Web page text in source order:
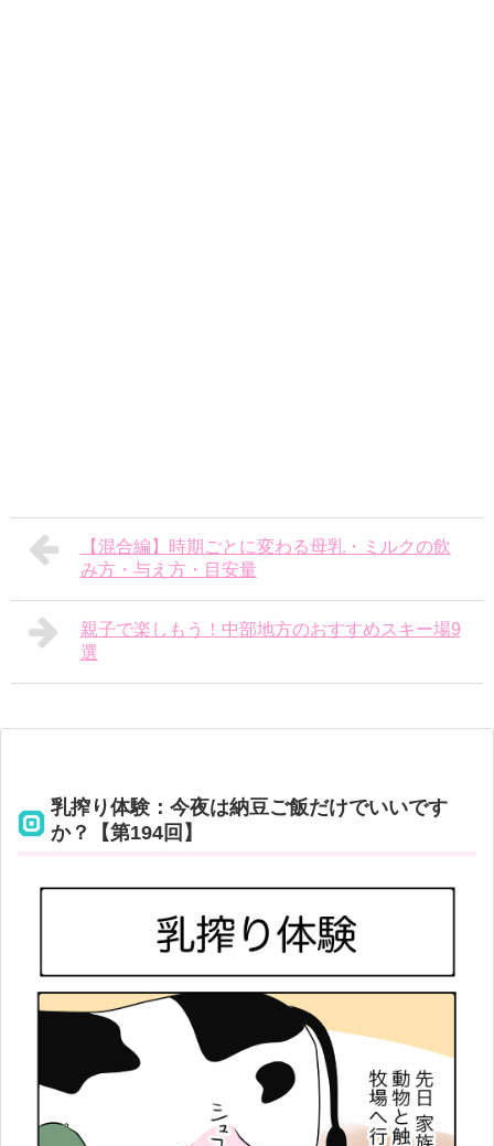
【混合編】時期ごとに変わる母乳・ミルクの飲
み方・与え方・目安量
親子で楽しもう！中部地方のおすすめスキー場9
選
乳搾り体験：今夜は納豆ご飯だけでいいです
か？【第194回】